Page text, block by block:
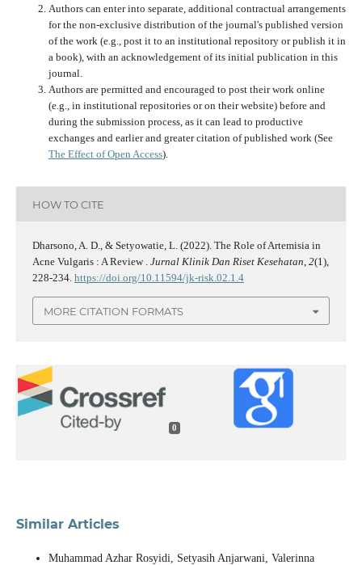
Authors can enter into separate, additional contractual arrangements
for the non-exclusive distribution of the journal's published version
of the work (e.g., post it to an institutional repository or publish it in
a book), with an acknowledgement of its initial publication in this
journal.
Authors are permitted and encouraged to post their work online
(e.g., in institutional repositories or on their website) before and
during the submission process, as it can lead to productive
exchanges and earlier and greater citation of published work (See
The Effect of Open Access).
HOW TO CITE
Dharsono, A. D., & Setyowatie, L. (2022). The Role of Artemisia in
Acne Vulgaris : A Review . Jurnal Klinik Dan Riset Kesehatan, 2(1),
228-234. https://doi.org/10.11594/jk-risk.02.1.4
MORE CITATION FORMATS
0
Similar Articles
Muhammad Azhar Rosyidi, Setyasih Anjarwani, Valerinna